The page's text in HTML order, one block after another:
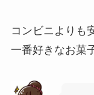
コンビニよりも
一番好きなお菓